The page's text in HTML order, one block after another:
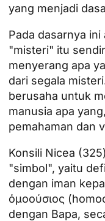
yang menjadi
Pada dasarnya
"misteri" itu
menyerang apa
dari segala
berusaha untuk
manusia apa
pemahaman dan
Konsili Nicea
"simbol", yaitu
dengan iman
ὁμοούσιος
dengan Bapa,